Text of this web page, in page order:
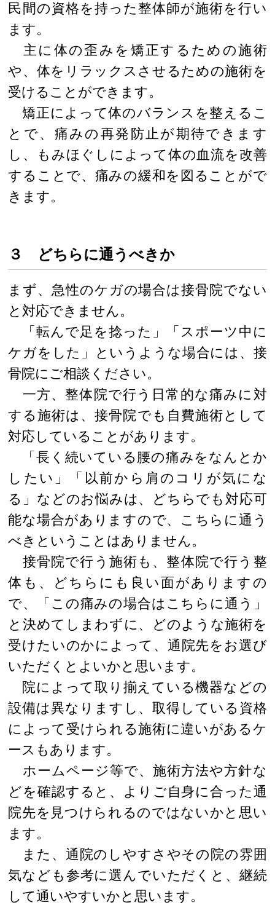
民間の資格を持った整体師が施術を行い
ます。
主に体の歪みを矯正するための施術
や、体をリラックスさせるための施術を
受けることができます。
矯正によって体のバランスを整えるこ
とで、痛みの再発防止が期待できます
し、もみほぐしによって体の血流を改善
することで、痛みの緩和を図ることがで
きます。
３ どちらに通うべきか
まず、急性のケガの場合は接骨院でない
と対応できません。
「転んで足を捻った」「スポーツ中に
ケガをした」というような場合には、接
骨院にご相談ください。
一方、整体院で行う日常的な痛みに対
する施術は、接骨院でも自費施術として
対応していることがあります。
「長く続いている腰の痛みをなんとか
したい」「以前から肩のコリが気にな
る」などのお悩みは、どちらでも対応可
能な場合がありますので、こちらに通う
べきということはありません。
接骨院で行う施術も、整体院で行う整
体も、どちらにも良い面がありますの
で、「この痛みの場合はこちらに通う」
と決めてしまわずに、どのような施術を
受けたいのかによって、通院先をお選び
いただくとよいかと思います。
院によって取り揃えている機器などの
設備は異なりますし、取得している資格
によって受けられる施術に違いがあるケ
ースもあります。
ホームページ等で、施術方法や方針な
どを確認すると、よりご自身に合った通
院先を見つけられるのではないかと思い
ます。
また、通院のしやすさやその院の雰囲
気なども参考に選んでいただくと、継続
して通いやすいかと思います。